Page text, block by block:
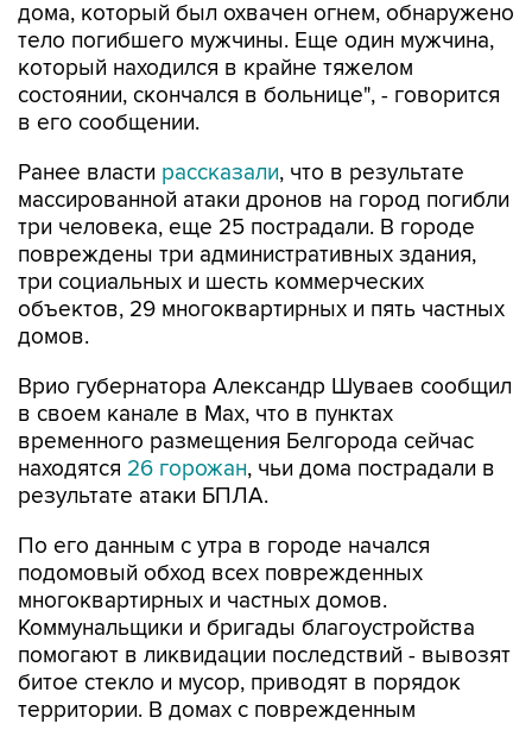
который находился в крайне тяжелом
состоянии, скончался в больнице", - говорится
в его сообщении.
Ранее властирассказали
три человека, еще 25 пострадали. В городе
повреждены три административных здания,
три социальных и шесть коммерческих
объектов, 29 многоквартирных и пять частных
домов.
Врио губернатора Александр Шуваев сообщил
временного размещения Белгорода сейчас
находятся26 горожан, чьи дома пострадали в
результате атаки БПЛА.
По его данным с утра в городе начался
многоквартирных и частных домов.
Коммунальщики и бригады благоустройства
помогают в ликвидации последствий - вывозят
битое стекло и мусор, приводят в порядок
территории. В домах с поврежденным
остеклением приступили к закрытию
теплового контура по временной схеме.